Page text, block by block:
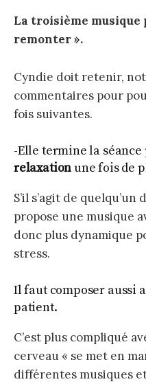
La troisième musique
remonter ».
Cyndie doit retenir,
commentaires pour
fois suivantes.
-Elle termine la
relaxation une fois de
S’il s’agit de
propose une musique
donc plus dynamique
stress.
Il faut composer aussi
patient.
C’est plus compliqué
cerveau « se met en
différentes musiques